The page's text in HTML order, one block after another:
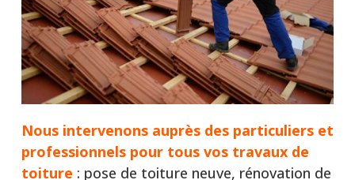
Nous intervenons auprès des particuliers et
professionnels pour tous vos travaux de
toiture : pose de toiture neuve, rénovation de